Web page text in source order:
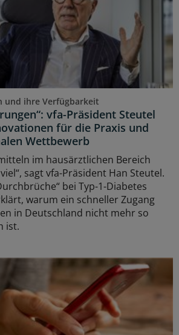
und ihre Verfügbarkeit
vfa-Präsident Steutel
für die Praxis und
Wettbewerb
im hausärztlichen Bereich
sagt vfa-Präsident Han Steutel.
bei Typ-1-Diabetes
warum ein schneller Zugang
in Deutschland nicht mehr so
ist.